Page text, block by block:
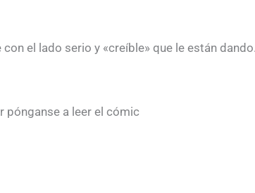
el lado serio y «creíble» que le están
pónganse a leer el cómic